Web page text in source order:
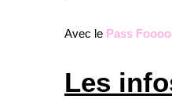
Avec le Pass
Les